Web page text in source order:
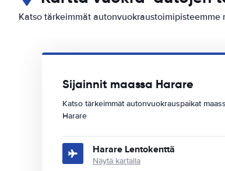
Katso tärkeimmät autonvuokraustoimipisteemme
Sijainnit maassa Harare
Katso tärkeimmät autonvuokrauspaikat
Harare
Harare Lentokenttä
Näytä kartalla